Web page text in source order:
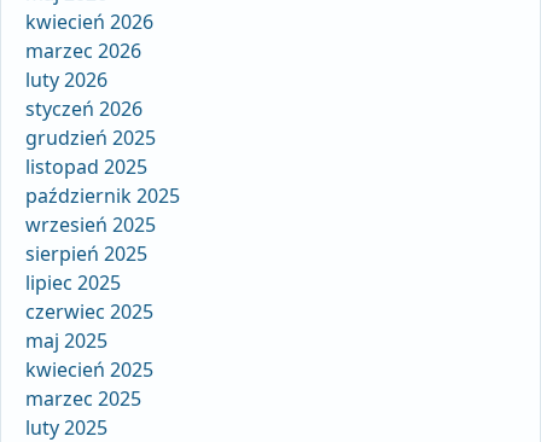
kwiecień 2026
marzec 2026
luty 2026
styczeń 2026
grudzień 2025
listopad 2025
październik 2025
wrzesień 2025
sierpień 2025
lipiec 2025
czerwiec 2025
maj 2025
kwiecień 2025
marzec 2025
luty 2025